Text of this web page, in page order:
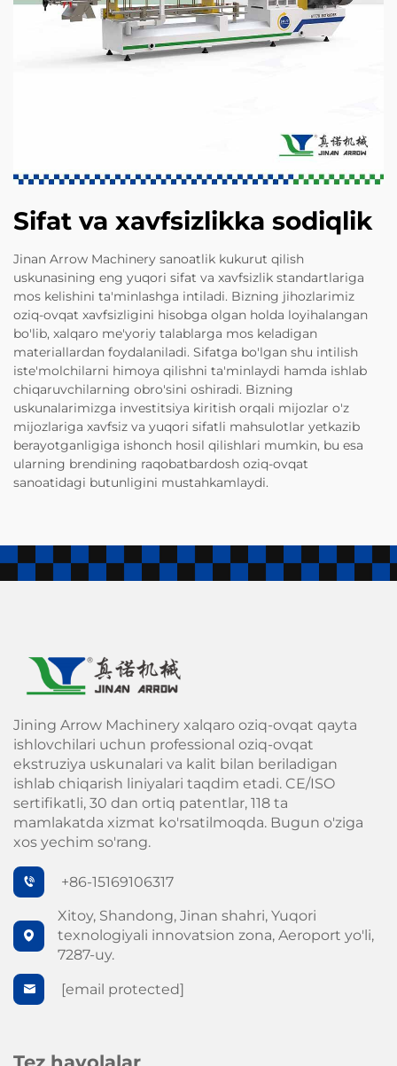
Sifat va xavfsizlikka sodiqlik
Jinan Arrow Machinery sanoatlik kukurut qilish
uskunasining eng yuqori sifat va xavfsizlik standartlariga
mos kelishini ta'minlashga intiladi. Bizning jihozlarimiz
oziq-ovqat xavfsizligini hisobga olgan holda loyihalangan
bo'lib, xalqaro me'yoriy talablarga mos keladigan
materiallardan foydalaniladi. Sifatga bo'lgan shu intilish
iste'molchilarni himoya qilishni ta'minlaydi hamda ishlab
chiqaruvchilarning obro'sini oshiradi. Bizning
uskunalarimizga investitsiya kiritish orqali mijozlar o'z
mijozlariga xavfsiz va yuqori sifatli mahsulotlar yetkazib
berayotganligiga ishonch hosil qilishlari mumkin, bu esa
ularning brendining raqobatbardosh oziq-ovqat
sanoatidagi butunligini mustahkamlaydi.
Jining Arrow Machinery xalqaro oziq-ovqat qayta
ishlovchilari uchun professional oziq-ovqat
ekstruziya uskunalari va kalit bilan beriladigan
ishlab chiqarish liniyalari taqdim etadi. CE/ISO
sertifikatli, 30 dan ortiq patentlar, 118 ta
mamlakatda xizmat ko'rsatilmoqda. Bugun o'ziga
xos yechim so'rang.
+86-15169106317
Xitoy, Shandong, Jinan shahri, Yuqori
texnologiyali innovatsion zona, Aeroport yo'li,
7287-uy.
[email protected]